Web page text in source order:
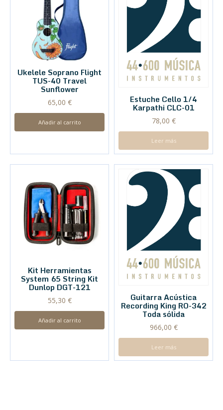
Ukelele Soprano Flight
TUS-40 Travel
Sunflower
65,00 €
Añadir al carrito
Estuche Cello 1/4
Karpathi CLC-01
78,00 €
Leer más
Kit Herramientas
System 65 String Kit
Dunlop DGT-121
55,30 €
Añadir al carrito
Guitarra Acústica
Recording King RO-342
Toda sólida
966,00 €
Leer más